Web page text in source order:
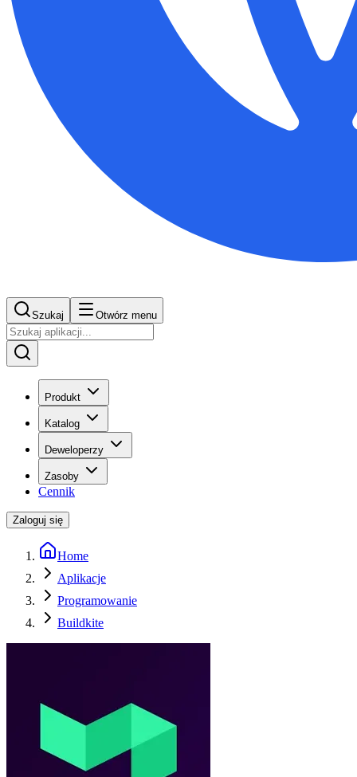
Szukaj Otwórz menu
Produkt
Katalog
Deweloperzy
Zasoby
Cennik
Zaloguj się
Home
Aplikacje
Programowanie
Buildkite